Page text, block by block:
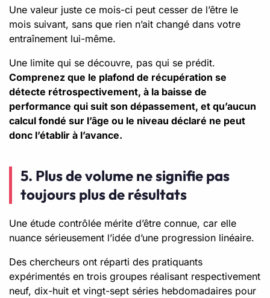
Une valeur juste ce mois-ci peut cesser de l’être le
mois suivant, sans que rien n’ait changé dans votre
entraînement lui-même.
Une limite qui se découvre, pas qui se prédit.
Comprenez que le plafond de récupération se
détecte rétrospectivement, à la baisse de
performance qui suit son dépassement, et qu’aucun
calcul fondé sur l’âge ou le niveau déclaré ne peut
donc l’établir à l’avance.
5. Plus de volume ne signifie pas
toujours plus de résultats
Une étude contrôlée mérite d’être connue, car elle
nuance sérieusement l’idée d’une progression linéaire.
Des chercheurs ont réparti des pratiquants
expérimentés en trois groupes réalisant respectivement
neuf, dix-huit et vingt-sept séries hebdomadaires pour